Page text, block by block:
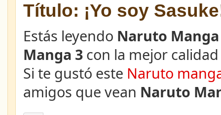
Título: ¡Yo soy
Estás leyendo Naruto Manga
Manga 3 con la mejor
Si te gustó este Naruto
amigos que vean Naruto